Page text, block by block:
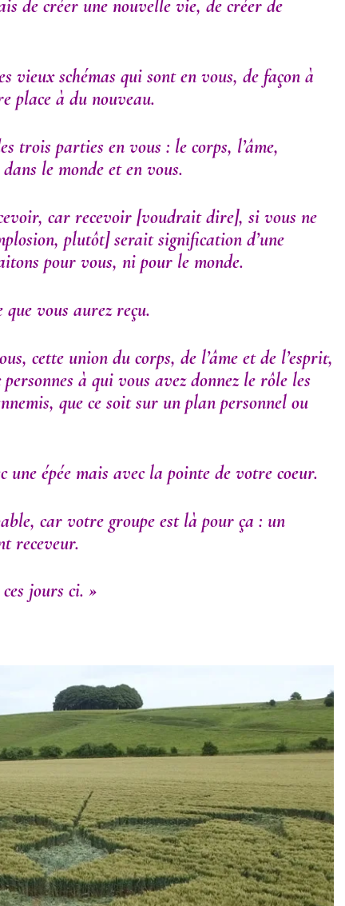
de créer une nouvelle vie, de créer de
vieux schémas qui sont en vous, de façon à
place à du nouveau.
trois parties en vous : le corps, l’âme,
le monde et en vous.
car recevoir [voudrait dire], si vous ne
plutôt]serait signification d’une
pour vous, ni pour le monde.
vous aurez reçu.
cette union du corps, de l’âme et de l’esprit,
à qui vous avez donnez le rôle les
que ce soit sur un plan personnel ou
épée mais avec la pointe de votre coeur.
car votre groupe est là pour ça : un
receveur.
jours ci. »